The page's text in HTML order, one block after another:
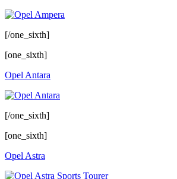
[/one_sixth]
[one_sixth]
Opel Antara
[/one_sixth]
[one_sixth]
Opel Astra